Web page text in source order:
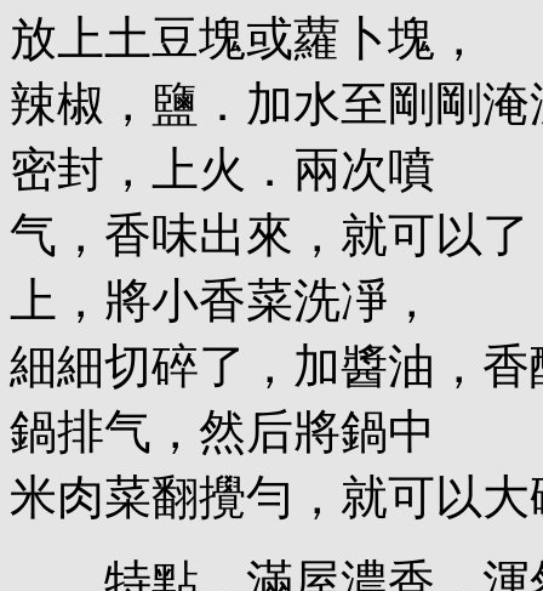
放上土豆塊或蘿卜塊，
辣椒，鹽．加水至剛剛
密封，上火．兩次噴
气，香味出來，就可以
上，將小香菜洗凈，
細細切碎了，加醬油，
鍋排气，然后將鍋中
米肉菜翻攪勻，就可以